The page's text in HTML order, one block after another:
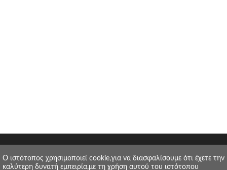
O ιστότοπος χρησιμοποιεί cookie,για να διασφαλίσουμε ότι έχετε την
καλύτερη δυνατή εμπειρία,με τη χρήση αυτού του ιστότοπου